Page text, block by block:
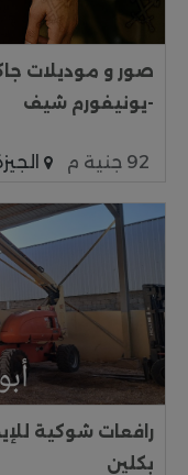
صور و موديلات
-يونيفورم شيف
92 جنية م
رافعات شوكية
بكلين